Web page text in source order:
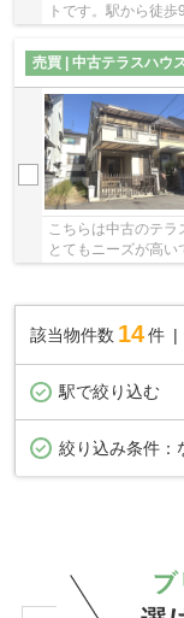
トです。駅から徒
売買 | 中古テラスハウ
こちらは中古のテラ
とてもニーズが高
なら、ブリスマイホ
該当物件数 14件
駅で絞り込む
絞り込み条件：